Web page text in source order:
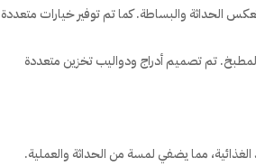
الحداثة والبساطة. كما تم توفير خيارات متعددة
تم تصميم أدراج ودواليب تخزين متعددة